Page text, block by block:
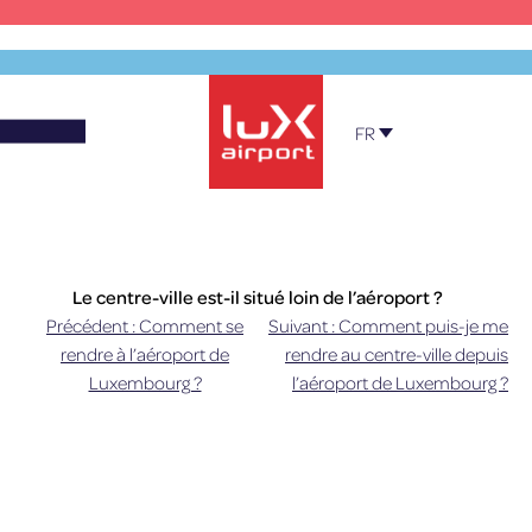
content
FR
Le centre-ville est-il situé loin de l’aéroport ?
La gare centrale de Luxembourg se situe à
10 kilomètres de l’aéroport.
Navigation
Précédent :Comment se
rendre à l’aéroport de
Luxembourg ?
Suivant :Comment puis-je me
rendre au centre-ville depuis
l’aéroport de Luxembourg ?